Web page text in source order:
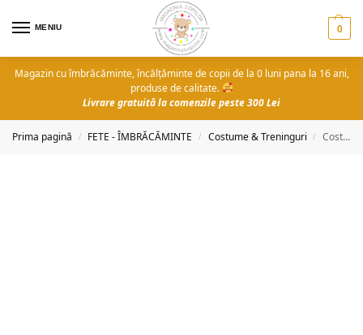
MENIU 0
Magazin cu îmbrăcăminte, încălțăminte de copii de la 0 luni pana la 16 ani,
produse de calitate.
Livrare gratuită la comenzile peste 300 Lei
Prima pagină / FETE - ÎMBRĂCĂMINTE / Costume & Treninguri / Costum fete Fundiță